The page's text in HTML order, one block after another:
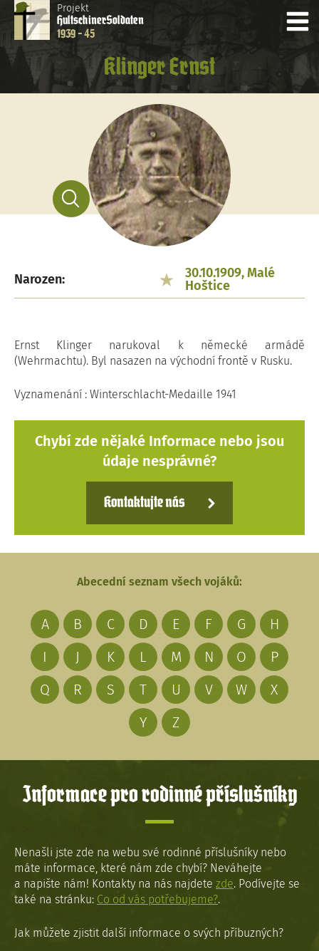
Projekt
HultschinerSoldaten
1939 - 45
Klinger Ernst
Narozen:
30.10.1909, Malé
Hoštice
Ernst Klinger narukoval k německé armádě
(Wehrmachtu). Byl nasazen na východní frontě v Rusku.
Vyznamenání : Winterschlacht-Medaille 1941
Chybí zde nějaké Informace nebo jsou
údaje nesprávné?
Kontaktujte nás
Abecední seznam všech vojáků:
A B C D E F G
H
I
J K L M N O
P
Q
R S T U V W
X
Y
Z
Informace pro rodinné příslušníky
Nenašli jste zde na webu své rodinné příslušníky nebo
máte informace, které nám zde chybí? Neváhejte
a napište nám! Kontakty na nás najdete zde. Podívejte se
také na stránku: Co od vás potřebujeme?.
Jak můžete zjistit další informace o svých příbuzných?